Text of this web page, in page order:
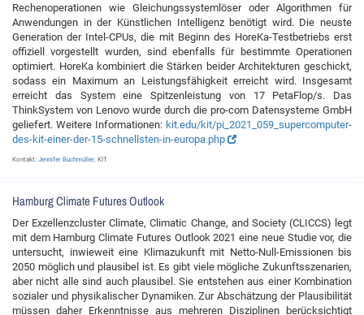
Rechenoperationen wie Gleichungssystemlöser oder Algorithmen für
Anwendungen in der Künstlichen Intelligenz benötigt wird. Die neuste
Generation der Intel-CPUs, die mit Beginn des HoreKa-Testbetriebs erst
offiziell vorgestellt wurden, sind ebenfalls für bestimmte Operationen
optimiert. HoreKa kombiniert die Stärken beider Architekturen geschickt,
sodass ein Maximum an Leistungsfähigkeit erreicht wird. Insgesamt
erreicht das System eine Spitzenleistung von 17 PetaFlop/s. Das
ThinkSystem von Lenovo wurde durch die pro-com Datensysteme GmbH
geliefert. Weitere Informationen: kit.edu/kit/pi_2021_059_supercomputer-
des-kit-einer-der-15-schnellsten-in-europa.php
Kontakt: Jennifer Buchmüller , KIT
Hamburg Climate Futures Outlook
Der Exzellenzcluster Climate, Climatic Change, and Society (CLICCS) legt
mit dem Hamburg Climate Futures Outlook 2021 eine neue Studie vor, die
untersucht, inwieweit eine Klimazukunft mit Netto-Null-Emissionen bis
2050 möglich und plausibel ist. Es gibt viele mögliche Zukunftsszenarien,
aber nicht alle sind auch plausibel. Sie entstehen aus einer Kombination
sozialer und physikalischer Dynamiken. Zur Abschätzung der Plausibilität
müssen daher Erkenntnisse aus mehreren Disziplinen berücksichtigt